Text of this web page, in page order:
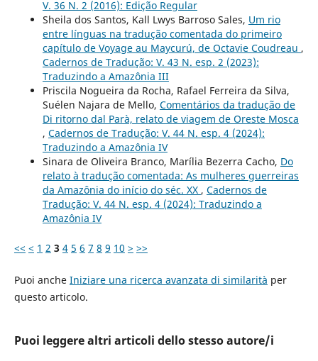
V. 36 N. 2 (2016): Edição Regular
Sheila dos Santos, Kall Lwys Barroso Sales, Um rio
entre línguas na tradução comentada do primeiro
capítulo de Voyage au Maycurú, de Octavie Coudreau ,
Cadernos de Tradução: V. 43 N. esp. 2 (2023):
Traduzindo a Amazônia III
Priscila Nogueira da Rocha, Rafael Ferreira da Silva,
Suélen Najara de Mello, Comentários da tradução de
Di ritorno dal Parà, relato de viagem de Oreste Mosca
, Cadernos de Tradução: V. 44 N. esp. 4 (2024):
Traduzindo a Amazônia IV
Sinara de Oliveira Branco, Marília Bezerra Cacho, Do
relato à tradução comentada: As mulheres guerreiras
da Amazônia do início do séc. XX , Cadernos de
Tradução: V. 44 N. esp. 4 (2024): Traduzindo a
Amazônia IV
<< < 1 2 3 4 5 6 7 8 9 10 > >>
Puoi anche Iniziare una ricerca avanzata di similarità per
questo articolo.
Puoi leggere altri articoli dello stesso autore/i